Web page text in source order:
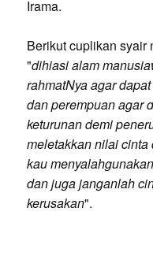
Irama.
Berikut cuplikan syair
"dihiasi alam
rahmatNya agar
dan perempuan agar
keturunan demi
meletakkan nilai
kau
dan juga janganlah
kerusakan".